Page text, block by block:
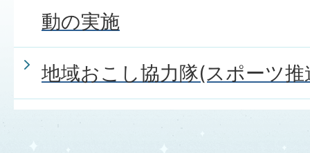
動の実施
地域おこし協力隊(スポーツ